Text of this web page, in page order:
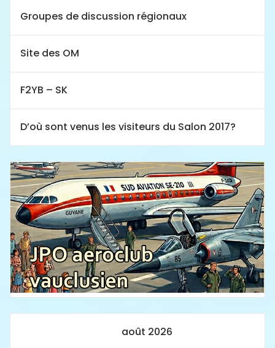
Groupes de discussion régionaux
Site des OM
F2YB – SK
D’où sont venus les visiteurs du Salon 2017?
août 2026